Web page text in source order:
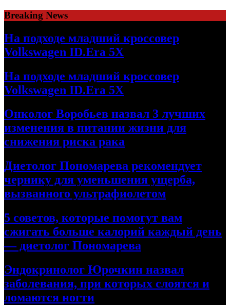
Skip
to
content
Breaking News
На подходе младший кроссовер
Volkswagen ID.Era 5X
На подходе младший кроссовер
Volkswagen ID.Era 5X
Онколог Воробьев назвал 3 лучших
изменения в питании жизни для
снижения риска рака
Диетолог Пономарева рекомендует
чернику для уменьшения ущерба,
вызванного ультрафиолетом
5 советов, которые помогут вам
сжигать больше калорий каждый день
— диетолог Пономарева
Эндокринолог Юрочкин назвал
заболевания, при которых слоятся и
ломаются ногти